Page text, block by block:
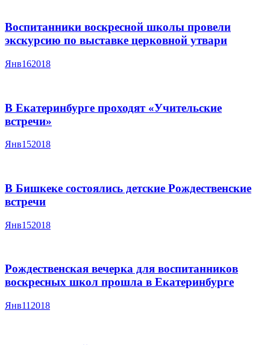
Воспитанники воскресной школы провели
экскурсию по выставке церковной утвари
Янв162018
В Екатеринбурге проходят «Учительские
встречи»
Янв152018
В Бишкеке состоялись детские Рождественские
встречи
Янв152018
Рождественская вечерка для воспитанников
воскресных школ прошла в Екатеринбурге
Янв11 2018